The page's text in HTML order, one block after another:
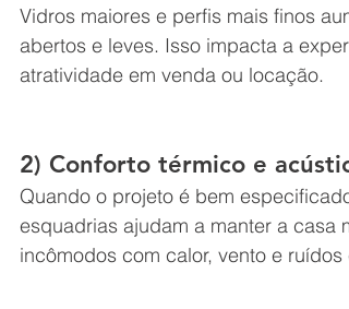
Vidros maiores e perfis mais finos
abertos e leves. Isso impacta a
atratividade em venda ou locação.
2) Conforto térmico e
Quando o projeto é bem
esquadrias ajudam a manter a casa
incômodos com calor, vento e ruídos